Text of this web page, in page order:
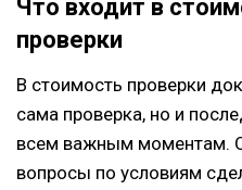
Что входит в
проверки
В стоимость проверки
сама проверка, но и
всем важным моментам.
вопросы по условиям